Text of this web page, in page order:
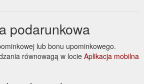
podarunkowa
lub bonu upominkowego.
równowagą w locie Aplikacja mobilna